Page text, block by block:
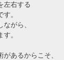
左右する
。
がら、
。
あるからこそ、